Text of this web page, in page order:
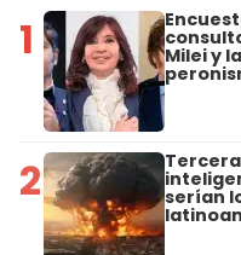
1 Milei y
2 serían